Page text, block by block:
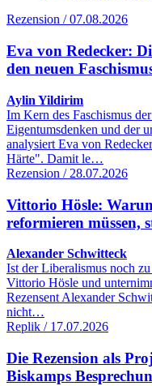
Rezension / 07.08.2026
Eva von Redecker:
den neuen
Aylin Yildirim
Im Kern des Faschismus
Eigentumsdenken und der
analysiert Eva von
Härte". Damit le…
Rezension / 28.07.2026
Vittorio Hösle:
reformieren müssen,
Alexander Schwitteck
Ist der Liberalismus noch
Vittorio Hösle und
Rezensent Alexander
nicht…
Replik / 17.07.2026
Die Rezension als
Biskamps